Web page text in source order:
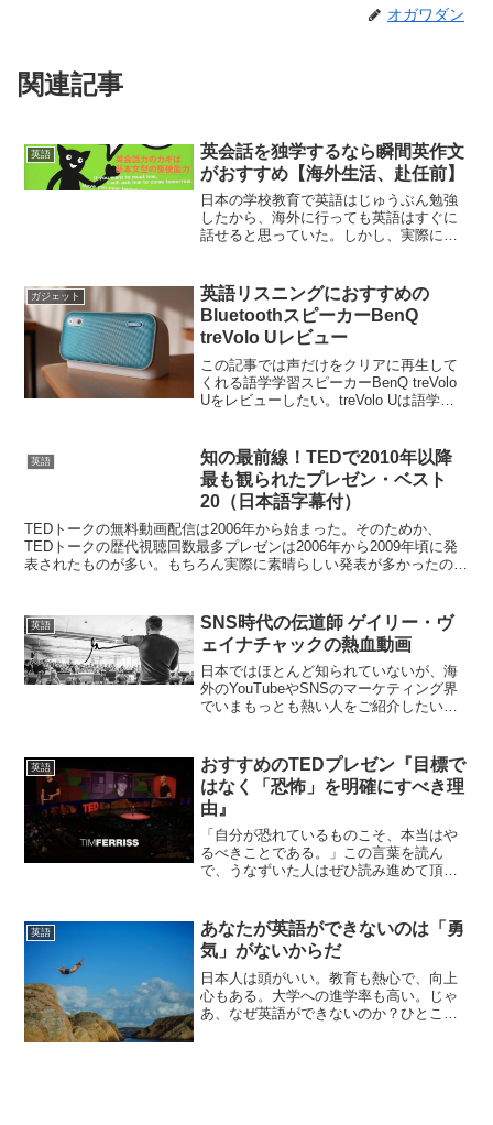
オガワダン
関連記事
英語
英会話を独学するなら瞬間英作文
がおすすめ【海外生活、赴任前】
日本の学校教育で英語はじゅうぶん勉強
したから、海外に行っても英語はすぐに
話せると思っていた。しかし、実際に海
面がある。そうなると、英語で話す意欲
が低下してしまい、英会話...
ガジェット
英語リスニングにおすすめの
BluetoothスピーカーBenQ
treVolo Uレビュー
この記事では声だけをクリアに再生して
くれる語学学習スピーカーBenQ treVolo
Uをレビューしたい。treVolo Uは語学学
学習はもちろん、オンライン...
英語
知の最前線！TEDで2010年以降
最も観られたプレゼン・ベスト
20（日本語字幕付）
TEDトークの無料動画配信は2006年から始まった。そのためか、
TEDトークの歴代視聴回数最多プレゼンは2006年から2009年頃に発
表されたものが多い。もちろん実際に素晴らしい発表が多かったのも
英語
SNS時代の伝道師 ゲイリー・ヴ
ェイナチャックの熱血動画
日本ではほとんど知られていないが、海
外のYouTubeやSNSのマーケティング界
でいまもっとも熱い人をご紹介したい。
てGary Vaynerchuk1975年生まれ。父
親...
英語
おすすめのTEDプレゼン『目標で
はなく「恐怖」を明確にすべき理
由』
「自分が恐れているものこそ、本当はや
るべきことである。」この言葉を読ん
で、うなずいた人はぜひ読み進めて頂き
く『恐怖』を明確にすべき理由」をご紹
介する。日本語字幕もあるの...
英語
あなたが英語ができないのは「勇
気」がないからだ
日本人は頭がいい。教育も熱心で、向上
心もある。大学への進学率も高い。じゃ
あ、なぜ英語ができないのか？ひとこと